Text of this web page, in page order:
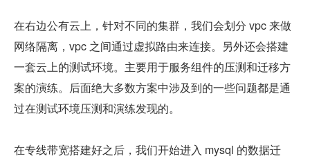
在右边公有云上，针对不同的集群，我们会划分 vpc 来做
网络隔离，vpc 之间通过虚拟路由来连接。另外还会搭建
一套云上的测试环境。主要用于服务组件的压测和迁移方
案的演练。后面绝大多数方案中涉及到的一些问题都是通
过在测试环境压测和演练发现的。
在专线带宽搭建好之后，我们开始进入 mysql 的数据迁